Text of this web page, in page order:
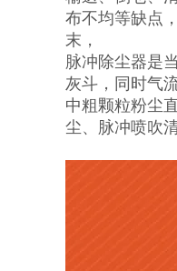
布不均等缺点
末，
脉冲除尘器是
灰斗，同时气
中粗颗粒粉尘
尘、脉冲喷吹